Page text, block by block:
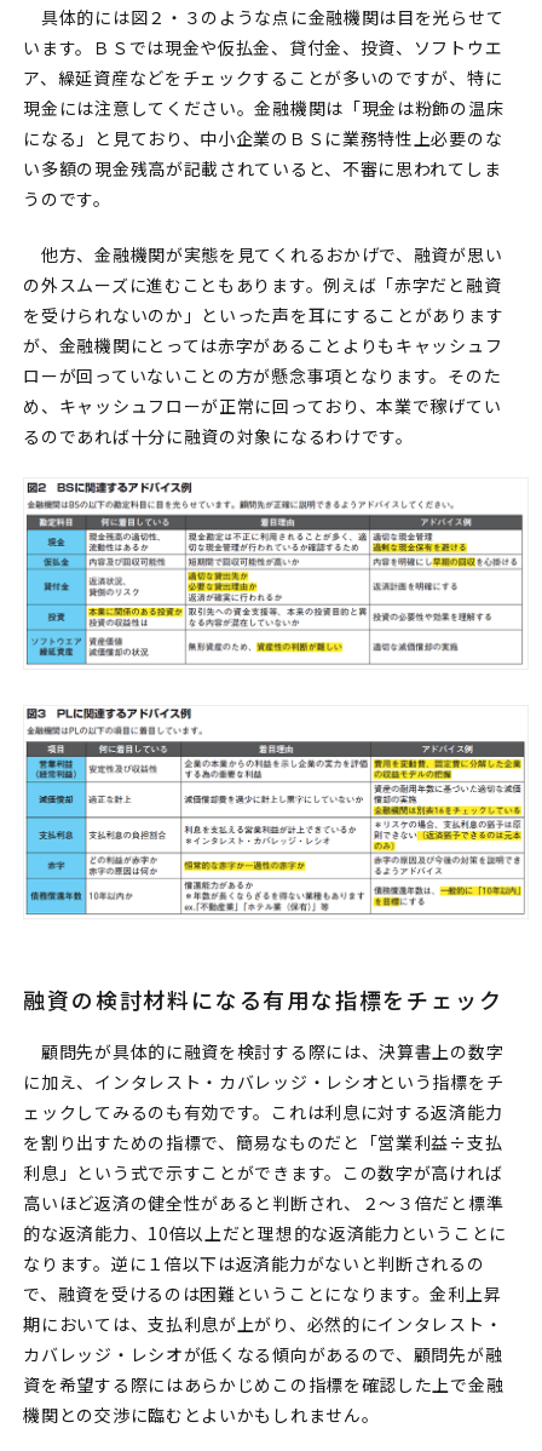
具体的には図２・３のような点に金融機関は目を光らせて
います。ＢＳでは現金や仮払金、貸付金、投資、ソフトウエ
ア、繰延資産などをチェックすることが多いのですが、特に
現金には注意してください。金融機関は「現金は粉飾の温床
になる」と見ており、中小企業のＢＳに業務特性上必要のな
い多額の現金残高が記載されていると、不審に思われてしま
うのです。
他方、金融機関が実態を見てくれるおかげで、融資が思い
の外スムーズに進むこともあります。例えば「赤字だと融資
を受けられないのか」といった声を耳にすることがあります
が、金融機関にとっては赤字があることよりもキャッシュフ
ローが回っていないことの方が懸念事項となります。そのた
め、キャッシュフローが正常に回っており、本業で稼げてい
るのであれば十分に融資の対象になるわけです。
融資の検討材料になる有用な指標をチェック
顧問先が具体的に融資を検討する際には、決算書上の数字
に加え、インタレスト・カバレッジ・レシオという指標をチ
ェックしてみるのも有効です。これは利息に対する返済能力
を割り出すための指標で、簡易なものだと「営業利益÷支払
利息」という式で示すことができます。この数字が高ければ
高いほど返済の健全性があると判断され、２～３倍だと標準
的な返済能力、10倍以上だと理想的な返済能力ということに
なります。逆に１倍以下は返済能力がないと判断されるの
で、融資を受けるのは困難ということになります。金利上昇
期においては、支払利息が上がり、必然的にインタレスト・
カバレッジ・レシオが低くなる傾向があるので、顧問先が融
資を希望する際にはあらかじめこの指標を確認した上で金融
機関との交渉に臨むとよいかもしれません。